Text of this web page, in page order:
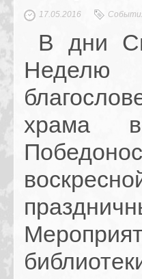
17.05.2016
В дни
Неделю
храма